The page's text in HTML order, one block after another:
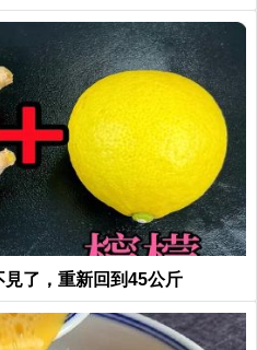
了，重新回到45公斤